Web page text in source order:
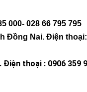
000- 028 66 795 795
Đồng Nai. Điện thoại:
. Điện thoại : 0906 359